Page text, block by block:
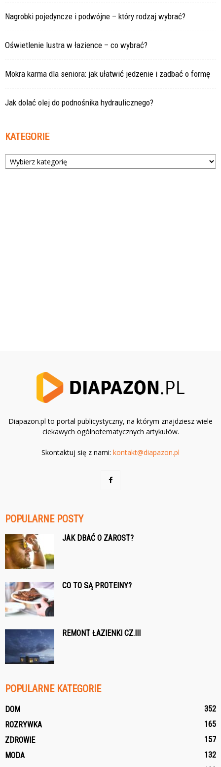
Nagrobki pojedyncze i podwójne – który rodzaj wybrać?
Oświetlenie lustra w łazience – co wybrać?
Mokra karma dla seniora: jak ułatwić jedzenie i zadbać o formę
Jak dolać olej do podnośnika hydraulicznego?
KATEGORIE
Kategorie
Diapazon.pl to portal publicystyczny, na którym znajdziesz wiele
ciekawych ogólnotematycznych artykułów.
Skontaktuj się z nami: kontakt@diapazon.pl
POPULARNE POSTY
JAK DBAĆ O ZAROST?
CO TO SĄ PROTEINY?
REMONT ŁAZIENKI CZ.III
POPULARNE KATEGORIE
DOM
352
ROZRYWKA
165
ZDROWIE
157
MODA
132